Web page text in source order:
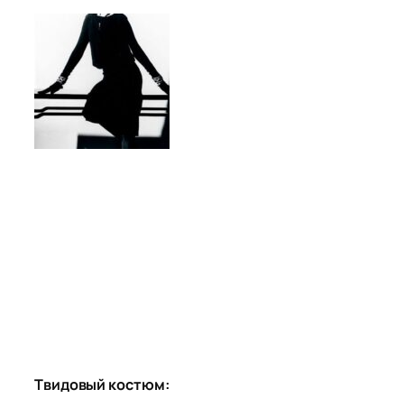
Твидовый костюм: